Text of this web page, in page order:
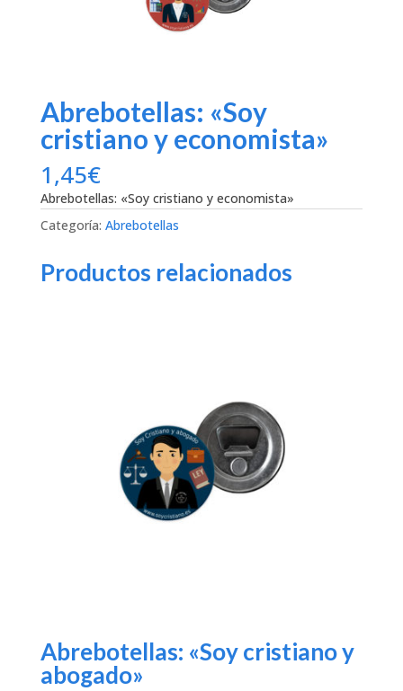
Abrebotellas: «Soy
cristiano y economista»
1,45€
Abrebotellas: «Soy cristiano y economista»
Categoría: Abrebotellas
Productos relacionados
Abrebotellas: «Soy cristiano y
abogado»